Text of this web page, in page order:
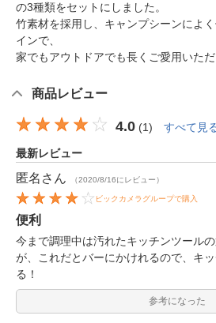
の3種類をセットにしました。
竹素材を採用し、キャンプシーンによ
インで、
家でもアウトドアでも長くご愛用いただ
商品レビュー
4.0 (1) すべて見
最新レビュー
匿名 さん （2020/8/16にレビュー）
ビックカメラグループで購入
便利
今まで調理中は汚れたキッチンツール
が、これだとバーにかけれるので、キ
る！
参考になった